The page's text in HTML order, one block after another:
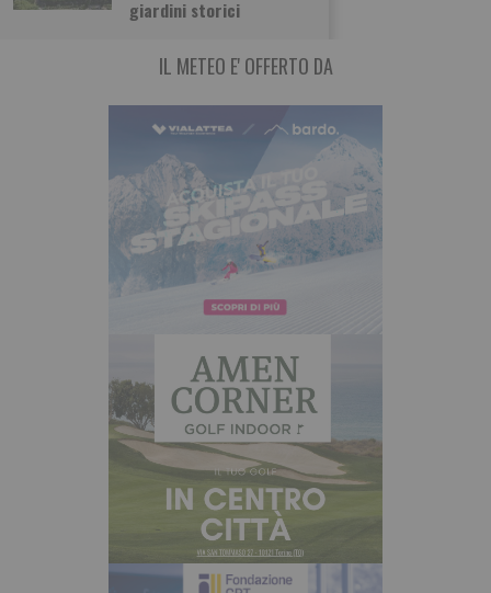
giardini storici
IL METEO E' OFFERTO DA